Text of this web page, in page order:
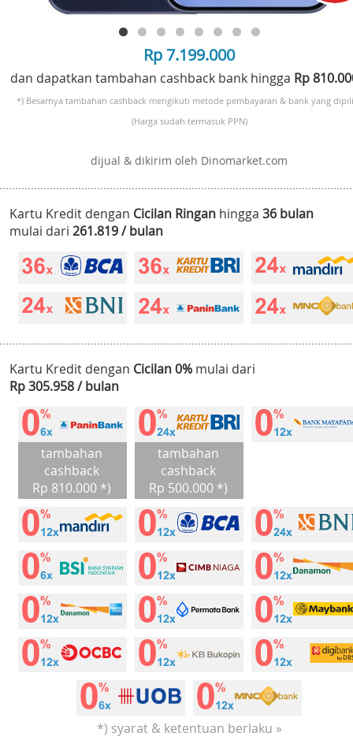
Rp 7.199.000
dan dapatkan tambahan cashback bank hingga Rp
*) Besarnya tambahan cashback mengikuti metode pembayaran & bank yang
(Harga sudah termasuk PPN)
dijual & dikirim oleh Dinomarket.com
Kartu Kredit dengan Cicilan Ringan hingga 36 bulan
mulai dari 261.819 / bulan
Kartu Kredit dengan Cicilan 0% mulai dari
Rp 305.958 / bulan
tambahan
cashback
Rp 810.000 *)
tambahan
cashback
Rp 500.000 *)
*) syarat & ketentuan berlaku »